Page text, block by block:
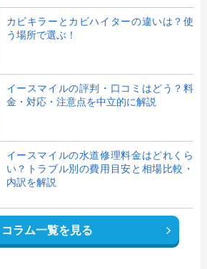
カビキラーとカビハイターの違いは？使
う場所で選ぶ！
イースマイルの評判・口コミはどう？料
金・対応・注意点を中立的に解説
イースマイルの水道修理料金はどれくら
い？トラブル別の費用目安と相場比較・
内訳を解説
コラム一覧を見る